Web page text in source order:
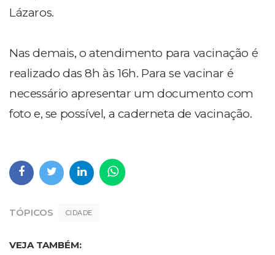
Lázaros.
Nas demais, o atendimento para vacinação é
realizado das 8h às 16h. Para se vacinar é
necessário apresentar um documento com
foto e, se possível, a caderneta de vacinação.
TÓPICOS CIDADE
VEJA TAMBÉM: